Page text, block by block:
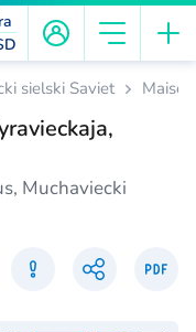
sielski Saviet
Muchaviecki